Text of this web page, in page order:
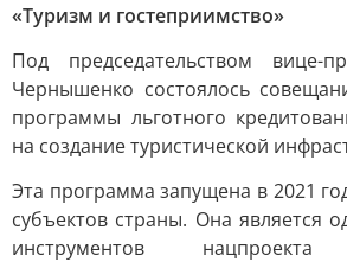
«Туризм и гостеприимство»
Под председательством вице-
Чернышенко состоялось
программы льготного
на создание туристической
Эта программа запущена в 2021
субъектов страны. Она является
инструментов